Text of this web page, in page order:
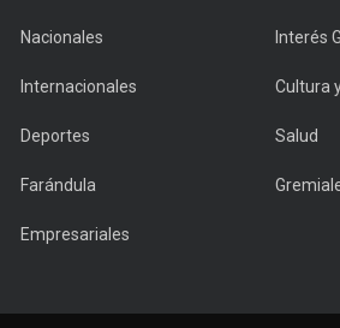
Nacionales Interés
Internacionales Cultura
Deportes Salud
Farándula
Empresariales